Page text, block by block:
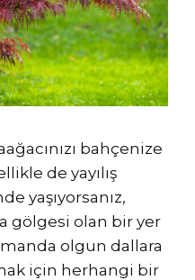
bahçenize
de yayılış
yaşıyorsanız,
gölgesi olan bir yer
olgun dallara
için herhangi bir